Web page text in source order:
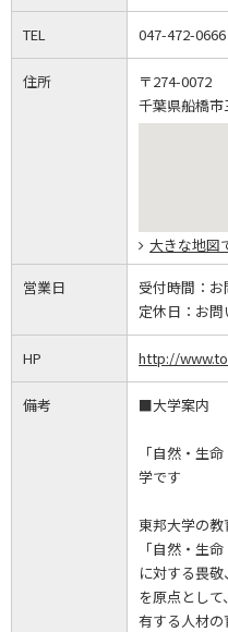
TEL 047-472-0666
住所
〒274-0072
千葉県船橋
大きな地図
営業日 受付時間： お
定休日： お
HP http://
備考 ■大学案内
「自然・生
学です
東邦大学の
「自然・生
に対する畏
を原点とし
有する人材の